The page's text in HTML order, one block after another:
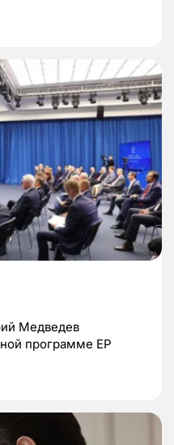
Медведев
программе ЕР